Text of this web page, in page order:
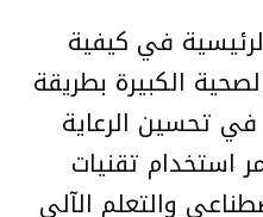
في كيفية
الكبيرة بطريقة
تحسين الرعاية
استخدام تقنيات
والتعلم الآلي